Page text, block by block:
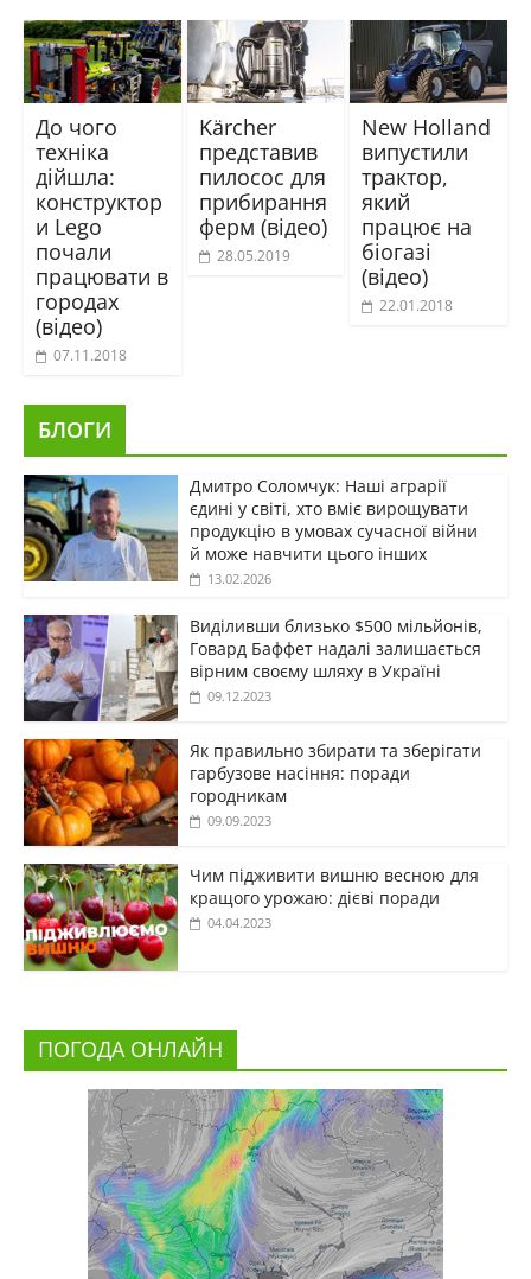
До чого
техніка
дійшла:
конструктор
и Lego
почали
працювати в
городах
(відео)
07.11.2018
Kärcher
представив
пилосос для
прибирання
ферм (відео)
28.05.2019
New Holland
випустили
трактор,
який
працює на
біогазі
(відео)
22.01.2018
БЛОГИ
Дмитро Соломчук: Наші аграрії
єдині у світі, хто вміє вирощувати
продукцію в умовах сучасної війни
й може навчити цього інших
13.02.2026
Виділивши близько $500 мільйонів,
Говард Баффет надалі залишається
вірним своєму шляху в Україні
09.12.2023
Як правильно збирати та зберігати
гарбузове насіння: поради
городникам
09.09.2023
Чим підживити вишню весною для
кращого урожаю: дієві поради
04.04.2023
ПОГОДА ОНЛАЙН